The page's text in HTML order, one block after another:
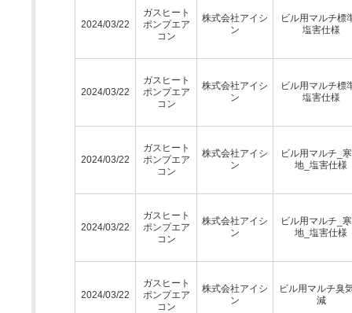
2024/03/22
ガスヒート
ポンプエア
コン
株式会社アイシ
ン
ビル用マルチ標
塩害仕様
2024/03/22
ガスヒート
ポンプエア
コン
株式会社アイシ
ン
ビル用マルチ標
塩害仕様
2024/03/22
ガスヒート
ポンプエア
コン
株式会社アイシ
ン
ビル用マルチ_
地_塩害仕様
2024/03/22
ガスヒート
ポンプエア
コン
株式会社アイシ
ン
ビル用マルチ_
地_塩害仕様
2024/03/22
ガスヒート
ポンプエア
コン
株式会社アイシ
ン
ビル用マルチ臭
減